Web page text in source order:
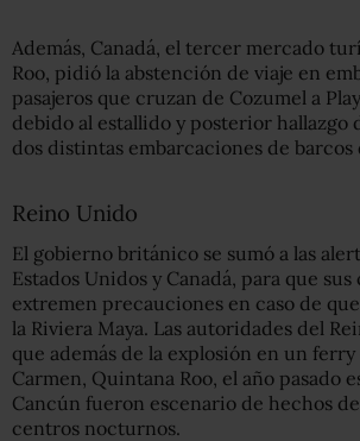
Además, Canadá, el tercer mercado
Roo, pidió la abstención de viaje en
pasajeros que cruzan de Cozumel a
debido al estallido y posterior hallazgo
dos distintas embarcaciones de barcos
Reino Unido
El gobierno británico se sumó a las
Estados Unidos y Canadá, para que
extremen precauciones en caso de
la Riviera Maya. Las autoridades del
que además de la explosión en un ferry
Carmen, Quintana Roo, el año pasado
Cancún fueron escenario de hechos
centros nocturnos.